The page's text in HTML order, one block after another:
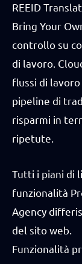
REEID
Bring Your
controllo su
di lavoro.
flussi di
pipeline di
risparmi in
ripetute.
Tutti i piani di
funzionalità
Agency
del sito web.
Funzionalità